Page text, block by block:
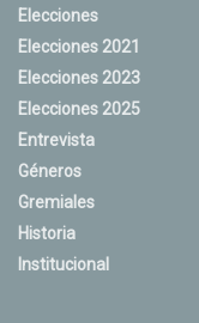
Elecciones
Elecciones 2021
Elecciones 2023
Elecciones 2025
Entrevista
Géneros
Gremiales
Historia
Institucional